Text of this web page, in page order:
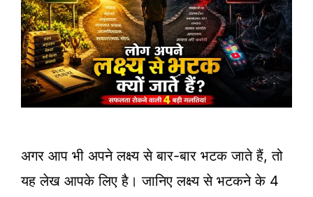
अगर आप भी अपने लक्ष्य से बार-बार भटक जाते हैं, तो
यह लेख आपके लिए है। जानिए लक्ष्य से भटकने के 4